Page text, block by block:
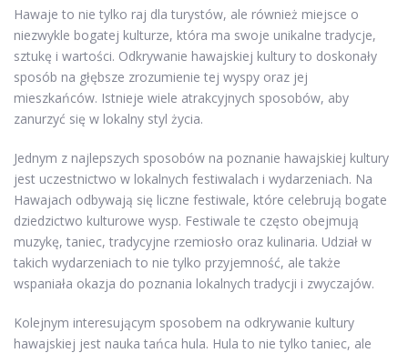
Hawaje to nie tylko raj dla turystów, ale również miejsce o
niezwykle bogatej kulturze, która ma swoje unikalne tradycje,
sztukę i wartości. Odkrywanie hawajskiej kultury to doskonały
sposób na głębsze zrozumienie tej wyspy oraz jej
mieszkańców. Istnieje wiele atrakcyjnych sposobów, aby
zanurzyć się w lokalny styl życia.
Jednym z najlepszych sposobów na poznanie hawajskiej kultury
jest uczestnictwo w lokalnych festiwalach i wydarzeniach. Na
Hawajach odbywają się liczne festiwale, które celebrują bogate
dziedzictwo kulturowe wysp. Festiwale te często obejmują
muzykę, taniec, tradycyjne rzemiosło oraz kulinaria. Udział w
takich wydarzeniach to nie tylko przyjemność, ale także
wspaniała okazja do poznania lokalnych tradycji i zwyczajów.
Kolejnym interesującym sposobem na odkrywanie kultury
hawajskiej jest nauka tańca hula. Hula to nie tylko taniec, ale